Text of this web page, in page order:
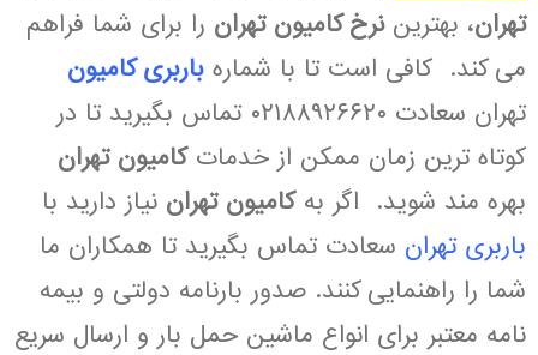
تهران، بهترین نرخ کامیون تهران را برای شما فراهم
می کند. کافی است تا با شماره باربری کامیون
تهران سعادت ۰۲۱۸۸۹۲۶۶۲۰ تماس بگیرید تا در
کوتاه ترین زمان ممکن از خدماتکامیون تهران
بهره مند شوید. اگر بهکامیون تهران نیاز دارید با
باربری تهران سعادت تماس بگیرید تا همکاران ما
شما را راهنمایی کنند. صدور بارنامه دولتی و بیمه
نامه معتبر برای انواع ماشین حمل بار و ارسال سریع